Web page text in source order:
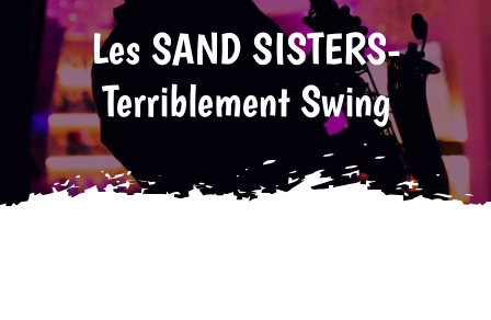
Tarifs Les SAND SISTERS-
Terriblement Swing